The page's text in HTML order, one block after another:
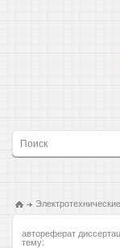
автореферат
тему: